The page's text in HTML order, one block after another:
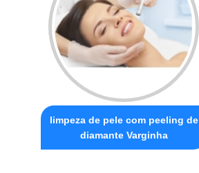
limpeza de pele com peeling de
diamante Varginha